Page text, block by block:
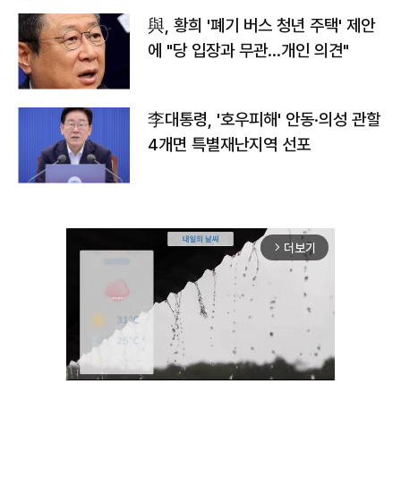
與, 황희 '폐기 버스 청년 주택' 제안
에 "당 입장과 무관…개인 의견"
李대통령, '호우피해' 안동·의성 관할
4개면 특별재난지역 선포
arrow_forward_ios 더보기